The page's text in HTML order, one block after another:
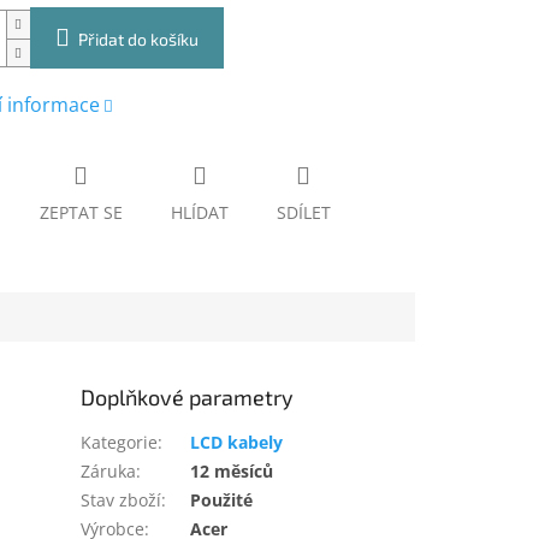
Přidat do košíku
informace
ZEPTAT SE HLÍDAT SDÍLET
Doplňkové parametry
Kategorie:
LCD kabely
Záruka:
12 měsíců
Stav zboží:
Použité
Výrobce: Acer